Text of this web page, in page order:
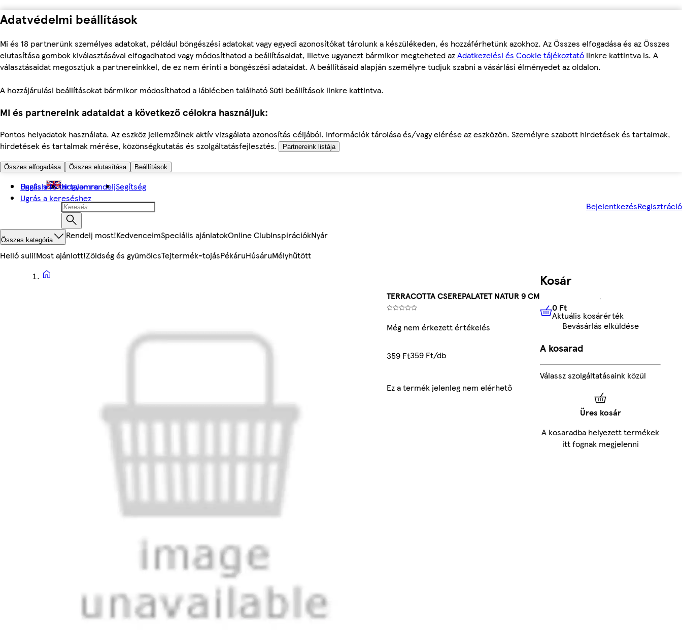
Adatvédelmi beállítások
Mi és 18 partnerünk személyes adatokat, például böngészési adatokat vagy egyedi azonosítókat tárolunk a készülékeden, és hozzáférhetünk azokhoz. Az Összes elfogadása és az Összes
elutasítása gombok kiválasztásával elfogadhatod vagy módosíthatod a beállításaidat, illetve ugyanezt bármikor megteheted azAdatkezelési és Cookie tájékoztató linkre kattintva is. A
választásaidat megosztjuk a partnereinkkel, de ez nem érinti a böngészési adataidat. A beállításaid alapján személyre tudjuk szabni a vásárlási élményedet az oldalon.
A hozzájárulási beállításokat bármikor módosíthatod a láblécben található Süti beállítások linkre kattintva.
Mi és partnereink adataidat a következő célokra használjuk:
Pontos helyadatok használata. Az eszköz jellemzőinek aktív vizsgálata azonosítás céljából. Információk tárolása és/vagy elérése az eszközön. Személyre szabott hirdetések és tartalmak,
hirdetések és tartalmak mérése, közönségkutatás és szolgáltatásfejlesztés.
Partnereink listája
Összes elfogadása Összes elutasítása Beállítások
Ugrás a fő tartalomra
Ugrás a kereséshez
English Hogyan rendeljSegítség
BejelentkezésRegisztráció
Összes kategória Rendelj most!KedvenceimSpeciális ajánlatokOnline ClubInspirációkNyár
Helló suli!Most ajánlott!Zöldség és gyümölcsTejtermék-tojásPékáruHúsáruMélyhűtött
TERRACOTTA CSEREPALATET NATUR 9 CM
Még nem érkezett értékelés
359 Ft359 Ft/db
Ez a termék jelenleg nem elérhető
Kosár
0 FtAktuális kosárérték
0 Ft
Aktuális kosárérték
Bevásárlás elküldése
A kosarad
Válassz szolgáltatásaink közül
Üres kosár
A kosaradba helyezett termékek
itt fognak megjelenni